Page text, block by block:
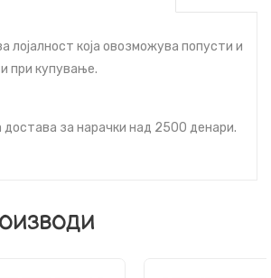
лојалност која овозможува попусти и
при купување.
за нарачки над 2500 денари.